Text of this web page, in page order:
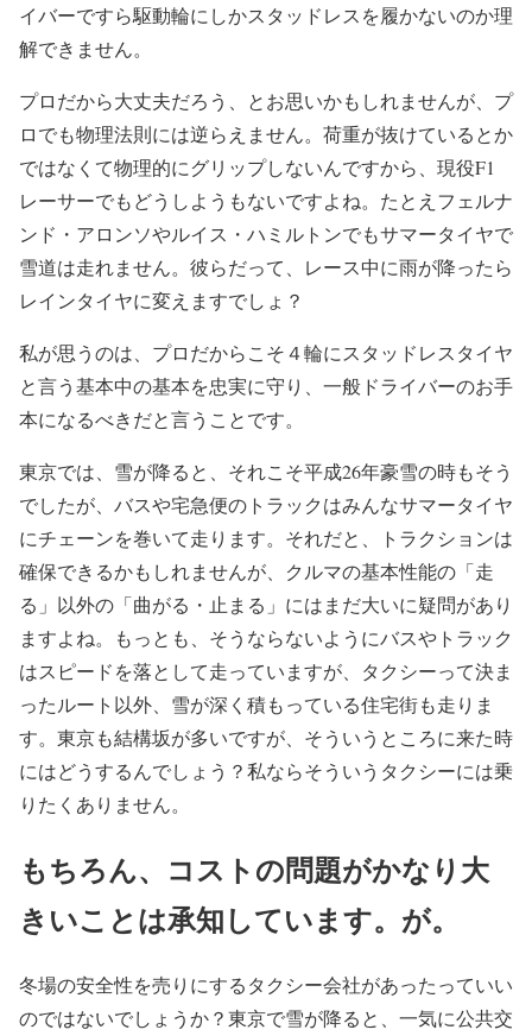
イバーですら駆動輪にしかスタッドレスを履かないのか理
解できません。
プロだから大丈夫だろう、とお思いかもしれませんが、プ
ロでも物理法則には逆らえません。荷重が抜けているとか
ではなくて物理的にグリップしないんですから、現役F1
レーサーでもどうしようもないですよね。たとえフェルナ
ンド・アロンソやルイス・ハミルトンでもサマータイヤで
雪道は走れません。彼らだって、レース中に雨が降ったら
レインタイヤに変えますでしょ？
私が思うのは、プロだからこそ４輪にスタッドレスタイヤ
と言う基本中の基本を忠実に守り、一般ドライバーのお手
本になるべきだと言うことです。
東京では、雪が降ると、それこそ平成26年豪雪の時もそう
でしたが、バスや宅急便のトラックはみんなサマータイヤ
にチェーンを巻いて走ります。それだと、トラクションは
確保できるかもしれませんが、クルマの基本性能の「走
る」以外の「曲がる・止まる」にはまだ大いに疑問があり
ますよね。もっとも、そうならないようにバスやトラック
はスピードを落として走っていますが、タクシーって決ま
ったルート以外、雪が深く積もっている住宅街も走りま
す。東京も結構坂が多いですが、そういうところに来た時
にはどうするんでしょう？私ならそういうタクシーには乗
りたくありません。
もちろん、コストの問題がかなり大
きいことは承知しています。が。
冬場の安全性を売りにするタクシー会社があったっていい
のではないでしょうか？東京で雪が降ると、一気に公共交